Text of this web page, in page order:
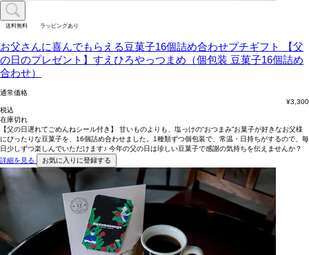
送料無料 ラッピングあり
お父さんに喜んでもらえる豆菓子16個詰め合わせプチギフト
【父
の日のプレゼント】すえひろやっつまめ（個包装 豆菓子16個詰め
合わせ）
通常価格
¥3,300
税込
在庫切れ
【父の日遅れてごめんねシール付き】 甘いものよりも、塩っけの“おつまみ”お菓子が好きなお父様
にぴったりな豆菓子を、16個詰め合わせました。1種類ずつ個包装で、常温・日持ちがするので、毎
日少しずつ楽しんでいただけます♪ 今年の父の日は珍しい豆菓子で感謝の気持ちを伝えませんか？
詳細を見る
お気に入りに登録する